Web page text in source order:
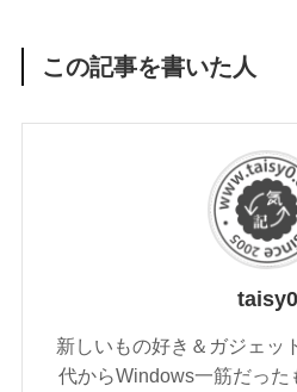
この記事を書いた人
taisy0
新しいもの好き＆ガジェッ
代からWindows一筋だった